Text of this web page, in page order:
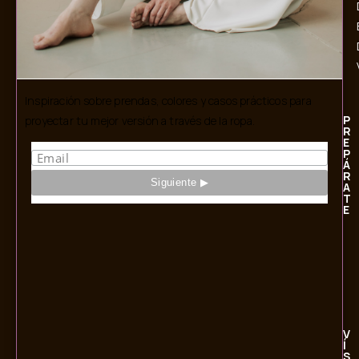
Inspiración sobre prendas, colores y casos prácticos para
proyectar tu mejor versión a través de la ropa.
P
R
E
P
Á
R
A
T
E
V
Í